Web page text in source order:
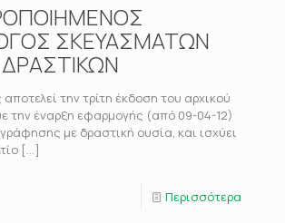
ΣΚΕΥΑΣΜΑΤΩΝ
την τρίτη έκδοση του αρχικού
την έναρξη εφαρμογής (από 09-04-12)
με δραστική ουσία, και ισχύει
[…]
Περισσότερα